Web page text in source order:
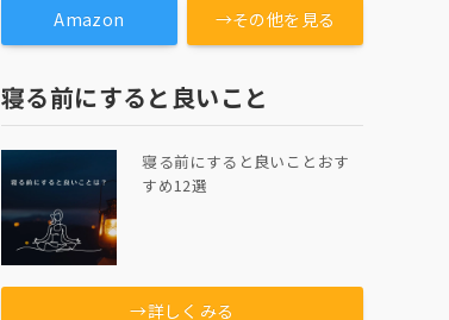
Amazon →その他を見る
寝る前にすると良いこと
寝る前にすると良いことおす
すめ12選
→詳しくみる